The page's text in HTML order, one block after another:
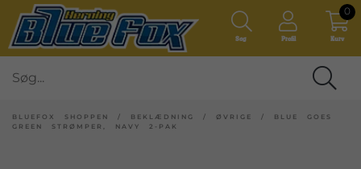
Søg Profil Kurv
0
BLUEFOX SHOPPEN / BEKLÆDNING / ØVRIGE / BLUE GOES
GREEN STRØMPER, NAVY 2-PAK